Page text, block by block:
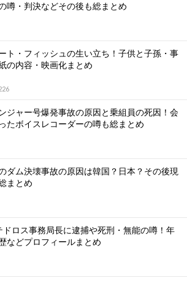
噂・判決などその後も総まとめ
ト・フィッシュの生い立ち！子供と子孫・事
の内容・映画化まとめ
ジャー号爆発事故の原因と乗組員の死因！会
たボイスレコーダーの噂も総まとめ
ダム決壊事故の原因は韓国？日本？その後現
まとめ
ロス事務局長に逮捕や死刑・無能の噂！年
などプロフィールまとめ